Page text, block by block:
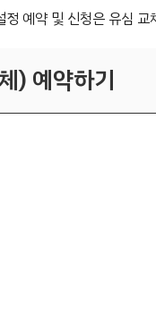
예약 및 신청은 유심
) 예약하기